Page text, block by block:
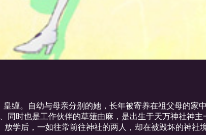
。自幼与母亲分别的她，长年被寄养在祖父母的家
时也是工作伙伴的草薙由麻，是出生于天万神社神
学后，一如往常前往神社的两人，却在被毁坏的神